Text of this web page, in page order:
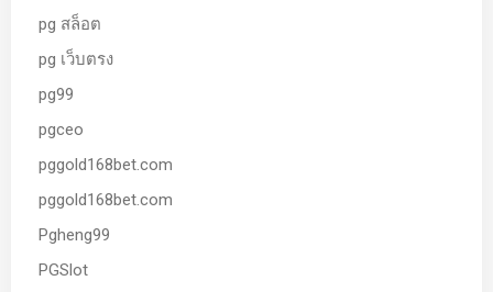
pg สล็อต
pg เว็บตรง
pg99
pgceo
pggold168bet.com
pggold168bet.com
Pgheng99
PGSlot